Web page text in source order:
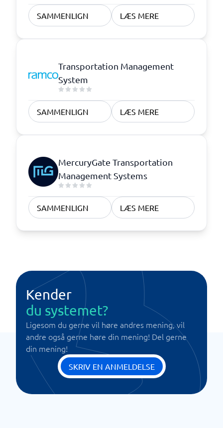
SAMMENLIGN LÆS MERE
Transportation Management
System
SAMMENLIGN LÆS MERE
MercuryGate Transportation
Management Systems
SAMMENLIGN LÆS MERE
Kender
du systemet?
Ligesom du gerne vil høre andres mening, vil
andre også gerne høre din mening! Del gerne
din mening!
SKRIV EN ANMELDELSE